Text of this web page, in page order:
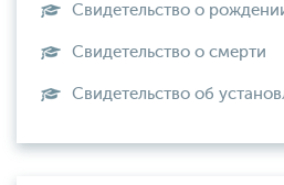
Свидетельство о
Свидетельство о смерти
Свидетельство об